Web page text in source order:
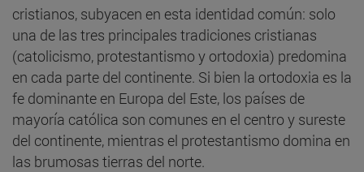
cristianos, subyacen en esta identidad común: solo
una de las tres principales tradiciones cristianas
(catolicismo, protestantismo y ortodoxia) predomina
en cada parte del continente. Si bien la ortodoxia es la
fe dominante en Europa del Este, los países de
mayoría católica son comunes en el centro y sureste
del continente, mientras el protestantismo domina en
las brumosas tierras del norte.